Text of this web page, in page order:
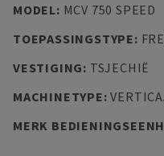
MODEL: MCV 750 SPEED
TOEPASSINGSTYPE:
VESTIGING: TSJECHIË
MACHINETYPE:
MERK